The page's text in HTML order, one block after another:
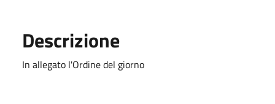
Descrizione
In allegato l'Ordine del giorno